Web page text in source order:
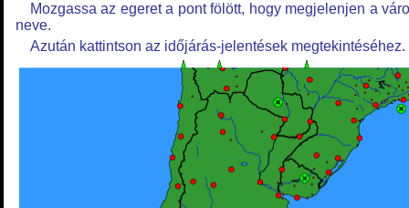
Mozgassa az egeret a pont fölött, hogy megjelenjen a
neve.
Azután kattintson az időjárás-jelentések megtekintéséhez.